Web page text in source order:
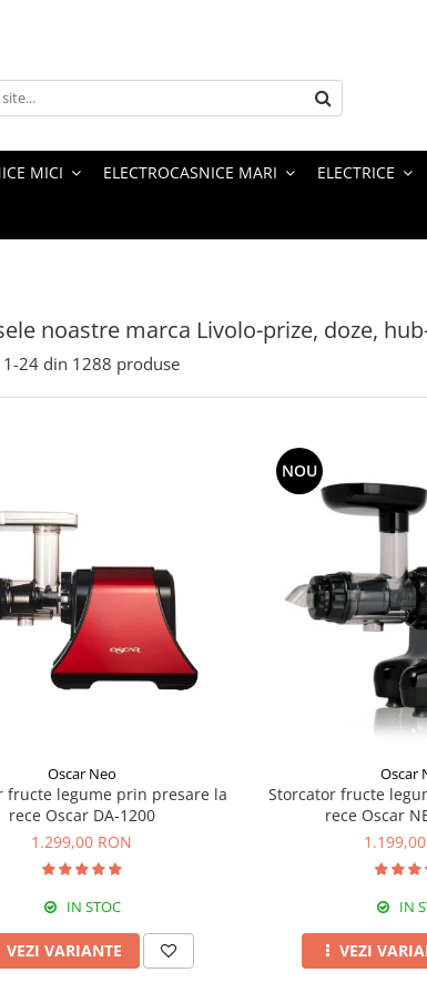
MICI ELECTROCASNICE MARI ELECTRICE
noastre marca Livolo-prize, doze,
1-24 din 1288 produse
Oscar Neo
fructe legume prin presare la
rece Oscar DA-1200
1.299,00 RON
IN STOC
VEZI VARIANTE
NOU
Oscar
Storcator fructe
rece Oscar
IN
VEZI